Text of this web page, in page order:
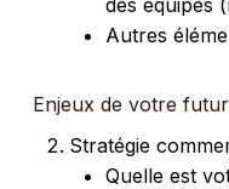
des équipes
Autres
Enjeux de votre
Stratégie
Quelle est